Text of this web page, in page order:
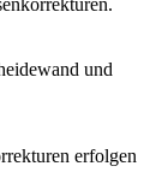
und
erfolgen